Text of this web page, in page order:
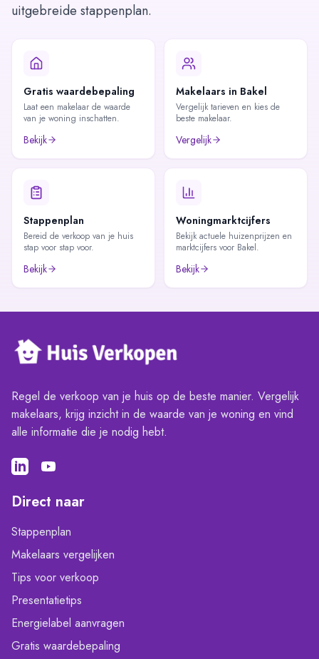
uitgebreide stappenplan.
Gratis waardebepaling
Laat een makelaar de waarde
van je woning inschatten.
Bekijk
Makelaars in Bakel
Vergelijk tarieven en kies de
beste makelaar.
Vergelijk
Stappenplan
Bereid de verkoop van je huis
stap voor stap voor.
Bekijk
Woningmarktcijfers
Bekijk actuele huizenprijzen en
marktcijfers voor Bakel.
Bekijk
Regel de verkoop van je huis op de beste manier. Vergelijk
makelaars, krijg inzicht in de waarde van je woning en vind
alle informatie die je nodig hebt.
Direct naar
Stappenplan
Makelaars vergelijken
Tips voor verkoop
Presentatietips
Energielabel aanvragen
Gratis waardebepaling